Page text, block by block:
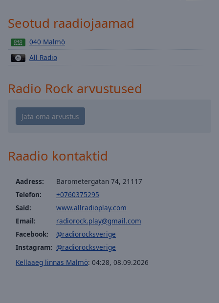
Playback
Rate
Chapters
Chapters
Descriptions
off,
selected
subtitles
opens
subtitles
settings
subtitles
off,
selected
Audio
Seotud raadiojaamad
040 Malmö
All Radio
Radio Rock arvustused
Raadio kontaktid
Aadress:
Barometergatan 74, 21117
Telefon:
+0760375295
Said:
www.allradioplay.com
Email:
radiorock.play@gmail.com
Facebook:
@radiorocksverige
Instagram: @radiorocksverige
Kellaaeg linnas Malmö: 04:28, 08.09.2026